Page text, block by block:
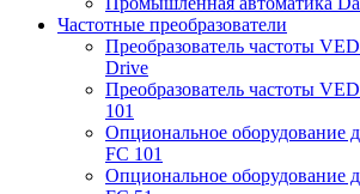
Частотные преобразователи
Преобразователь частоты
Drive
Преобразователь частоты
101
Опциональное оборудование
FC 101
Опциональное оборудование